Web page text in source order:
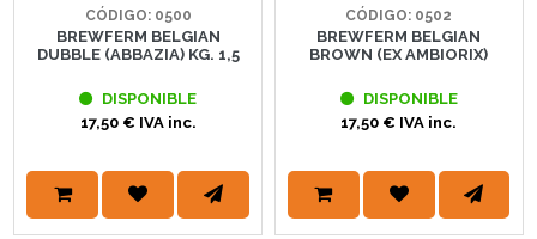
CÓDIGO: 0500
BREWFERM BELGIAN
DUBBLE (ABBAZIA) KG. 1,5
DISPONIBLE
17,50 € IVA inc.
CÓDIGO: 0502
BREWFERM BELGIAN
BROWN (EX AMBIORIX)
DISPONIBLE
17,50 € IVA inc.